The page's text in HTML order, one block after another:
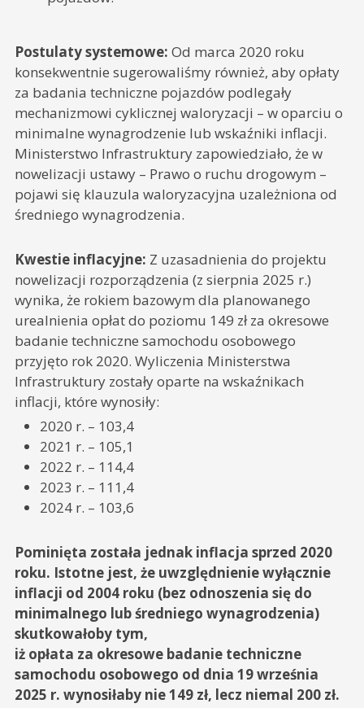
Postulaty systemowe: Od marca 2020 roku
konsekwentnie sugerowaliśmy również, aby opłaty
za badania techniczne pojazdów podlegały
mechanizmowi cyklicznej waloryzacji – w oparciu o
minimalne wynagrodzenie lub wskaźniki inflacji.
Ministerstwo Infrastruktury zapowiedziało, że w
nowelizacji ustawy – Prawo o ruchu drogowym –
pojawi się klauzula waloryzacyjna uzależniona od
średniego wynagrodzenia.
Kwestie inflacyjne: Z uzasadnienia do projektu
nowelizacji rozporządzenia (z sierpnia 2025 r.)
wynika, że rokiem bazowym dla planowanego
urealnienia opłat do poziomu 149 zł za okresowe
badanie techniczne samochodu osobowego
przyjęto rok 2020. Wyliczenia Ministerstwa
Infrastruktury zostały oparte na wskaźnikach
inflacji, które wynosiły:
2020 r. – 103,4
2021 r. – 105,1
2022 r. – 114,4
2023 r. – 111,4
2024 r. – 103,6
Pominięta została jednak inflacja sprzed 2020
roku. Istotne jest, że uwzględnienie wyłącznie
inflacji od 2004 roku (bez odnoszenia się do
minimalnego lub średniego wynagrodzenia)
skutkowałoby tym,
iż opłata za okresowe badanie techniczne
samochodu osobowego od dnia 19 września
2025 r. wynosiłaby nie 149 zł, lecz niemal 200 zł.